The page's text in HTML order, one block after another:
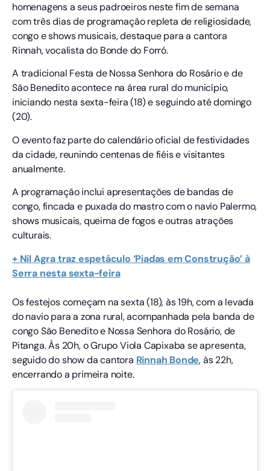
homenagens a seus padroeiros neste fim de semana
com três dias de programação repleta de religiosidade,
congo e shows musicais, destaque para a cantora
Rinnah, vocalista do Bonde do Forró.
A tradicional Festa de Nossa Senhora do Rosário e de
São Benedito acontece na área rural do município,
iniciando nesta sexta-feira (18) e seguindo até domingo
(20).
O evento faz parte do calendário oficial de festividades
da cidade, reunindo centenas de fiéis e visitantes
anualmente.
A programação inclui apresentações de bandas de
congo, fincada e puxada do mastro com o navio Palermo,
shows musicais, queima de fogos e outras atrações
culturais.
+ Nil Agra traz espetáculo ‘Piadas em Construção’ à
Serra nesta sexta-feira
Os festejos começam na sexta (18), às 19h, com a levada
do navio para a zona rural, acompanhada pela banda de
congo São Benedito e Nossa Senhora do Rosário, de
Pitanga. Às 20h, o Grupo Viola Capixaba se apresenta,
seguido do show da cantora Rinnah Bonde, às 22h,
encerrando a primeira noite.